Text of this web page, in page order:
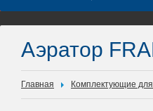
Аэратор
Главная Комплектующие